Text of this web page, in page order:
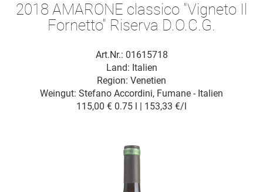
2018 AMARONE classico "Vigneto Il
Fornetto" Riserva D.O.C.G.
Art.Nr.: 01615718
Land: Italien
Weingut: Stefano Accordini, Fumane - Italien
Region: Venetien
115,00 € 0.75 l | 153,33 €/l